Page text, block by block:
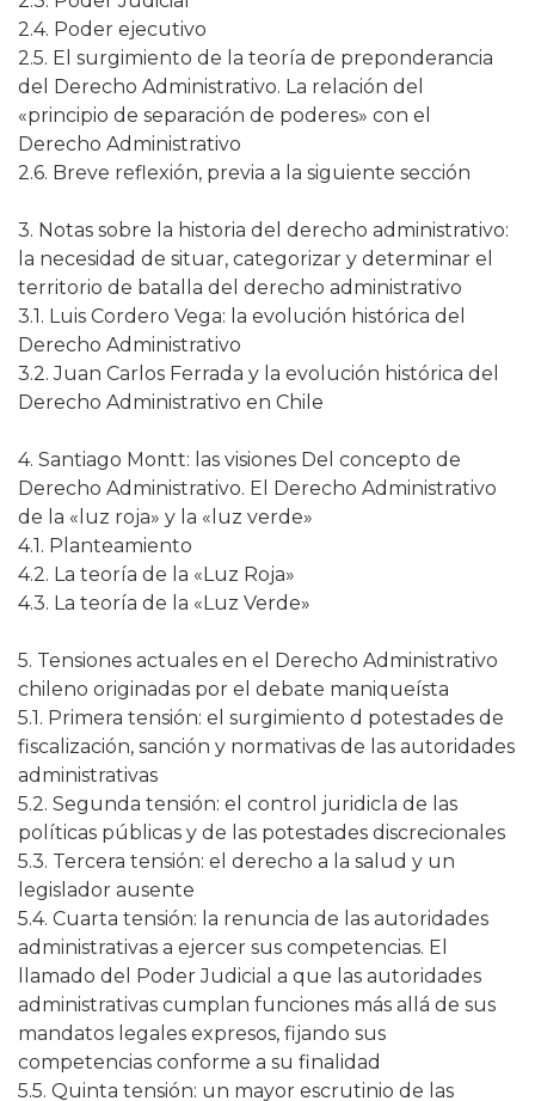
2.4. Poder ejecutivo
2.5. El surgimiento de la teoría de preponderancia
del Derecho Administrativo. La relación del
«principio de separación de poderes» con el
Derecho Administrativo
2.6. Breve reflexión, previa a la siguiente sección
3. Notas sobre la historia del derecho administrativo:
la necesidad de situar, categorizar y determinar el
territorio de batalla del derecho administrativo
3.1. Luis Cordero Vega: la evolución histórica del
Derecho Administrativo
3.2. Juan Carlos Ferrada y la evolución histórica del
Derecho Administrativo en Chile
4. Santiago Montt: las visiones Del concepto de
Derecho Administrativo. El Derecho Administrativo
de la «luz roja» y la «luz verde»
4.1. Planteamiento
4.2. La teoría de la «Luz Roja»
4.3. La teoría de la «Luz Verde»
5. Tensiones actuales en el Derecho Administrativo
chileno originadas por el debate maniqueísta
5.1. Primera tensión: el surgimiento d potestades de
fiscalización, sanción y normativas de las autoridades
administrativas
5.2. Segunda tensión: el control juridicla de las
políticas públicas y de las potestades discrecionales
5.3. Tercera tensión: el derecho a la salud y un
legislador ausente
5.4. Cuarta tensión: la renuncia de las autoridades
administrativas a ejercer sus competencias. El
llamado del Poder Judicial a que las autoridades
administrativas cumplan funciones más allá de sus
mandatos legales expresos, fijando sus
competencias conforme a su finalidad
5.5. Quinta tensión: un mayor escrutinio de las